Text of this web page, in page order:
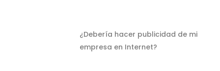
¿Debería hacer publicidad de mi
empresa en Internet?